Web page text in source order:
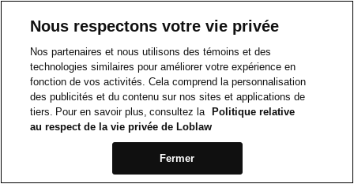
Nous respectons votre vie privée
Nos partenaires et nous utilisons des témoins et des
technologies similaires pour améliorer votre expérience en
fonction de vos activités. Cela comprend la personnalisation
des publicités et du contenu sur nos sites et applications de
tiers. Pour en savoir plus, consultez la
Politique relative
au respect de la vie privée de Loblaw
Fermer